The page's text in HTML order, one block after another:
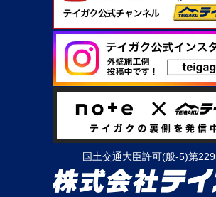
国土交通大臣許可(般-5)第